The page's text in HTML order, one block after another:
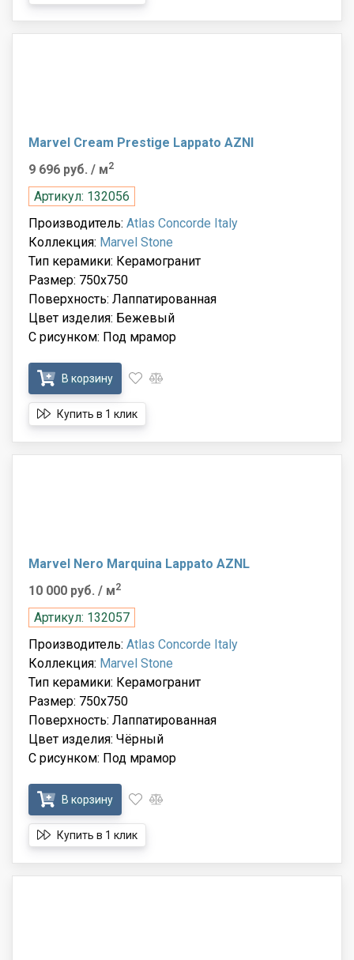
Marvel Cream Prestige Lappato AZNI
9 696 руб. / м2
Артикул: 132056
Производитель: Atlas Concorde Italy
Коллекция: Marvel Stone
Тип керамики: Керамогранит
Размер: 750x750
Поверхность: Лаппатированная
Цвет изделия: Бежевый
С рисунком: Под мрамор
В корзину
Купить в 1 клик
Marvel Nero Marquina Lappato AZNL
10 000 руб. / м2
Артикул: 132057
Производитель: Atlas Concorde Italy
Коллекция: Marvel Stone
Тип керамики: Керамогранит
Размер: 750x750
Поверхность: Лаппатированная
Цвет изделия: Чёрный
С рисунком: Под мрамор
В корзину
Купить в 1 клик